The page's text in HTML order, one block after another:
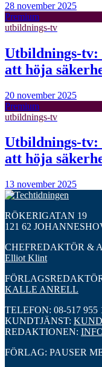
28 november 2025
Premium
utbildnings-tv
Utbildnings-tv:
att höja
20 november 2025
Premium
utbildnings-tv
Utbildnings-tv:
att höja
13 november 2025
RÖKERIGATAN 19
121 62
CHEFREDAKTÖR &
Elliot Klint
KALLE ANRELL
TELEFON: 08-517 955
KUNDTJÄNST:
REDAKTIONEN:
FÖRLAG: PAUSER